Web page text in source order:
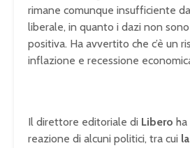
rimane comunque insufficiente
liberale, in quanto i dazi non
positiva. Ha avvertito che c’è un
inflazione e recessione
Il direttore editoriale di Libero
reazione di alcuni politici, tra cui